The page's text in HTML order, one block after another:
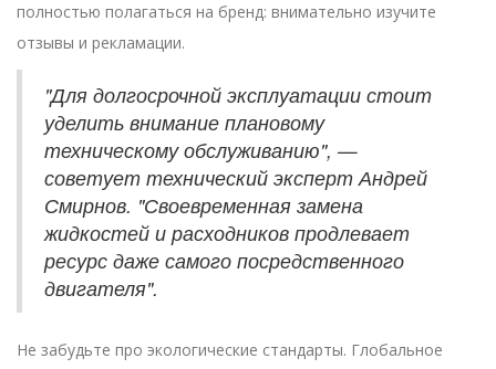
полностью полагаться на бренд: внимательно изучите
отзывы и рекламации.
"Для долгосрочной эксплуатации стоит
уделить внимание плановому
техническому обслуживанию", —
советует технический эксперт Андрей
Смирнов. "Своевременная замена
жидкостей и расходников продлевает
ресурс даже самого посредственного
двигателя".
Не забудьте про экологические стандарты. Глобальное